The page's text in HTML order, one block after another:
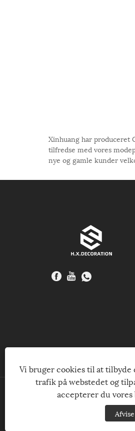
Xinhuang har produceret
tilfredse med vores
nye og gamle kunder
Copyright ©
RSS XML
Vi bruger cookies til at tilbyde
trafik på webstedet og
accepterer du vores
Afvise